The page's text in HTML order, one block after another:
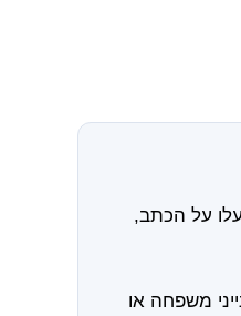
על הכתב,
משפחה או